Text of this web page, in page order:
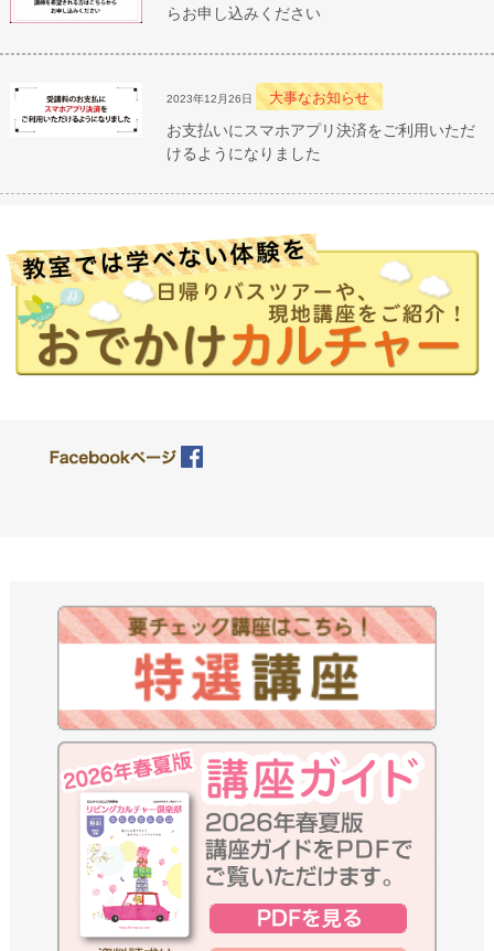
らお申し込みください
2023年12月26日 大事なお知らせ
お支払いにスマホアプリ決済をご利用いただ
けるようになりました